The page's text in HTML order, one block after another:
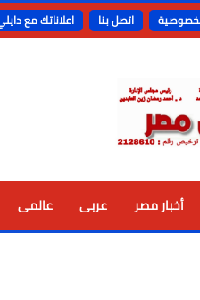
اتصل بنا اعلاناتك مع
أخبار مصر عربى عالمى